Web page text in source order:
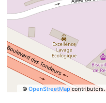
© OpenStreetMapcontributors.